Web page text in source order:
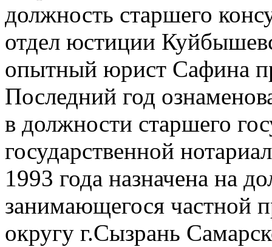
должность старшего
отдел юстиции
опытный юрист Сафина
Последний год
в должности старшего
государственной
1993 года назначена на
занимающегося частной
округу г.Сызрань